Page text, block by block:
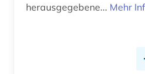
herausgegebene... Mehr